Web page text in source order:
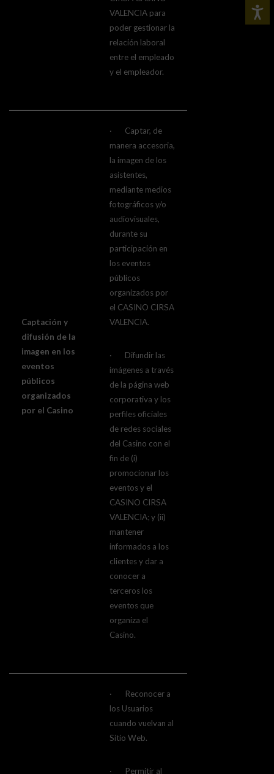
VALENCIA para
poder gestionar la
relación laboral
entre el empleado
y el empleador.
Captación y
difusión de la
imagen en los
eventos
públicos
organizados
por el Casino
· Captar, de
manera accesoria,
la imagen de los
asistentes,
mediante medios
fotográficos y/o
audiovisuales,
durante su
participación en
los eventos
públicos
organizados por
el CASINO CIRSA
VALENCIA.
· Difundir las
imágenes a través
de la página web
corporativa y los
perfiles oficiales
de redes sociales
del Casino con el
fin de (i)
promocionar los
eventos y el
CASINO CIRSA
VALENCIA; y (ii)
mantener
informados a los
clientes y dar a
conocer a
terceros los
eventos que
organiza el
Casino.
· Reconocer a
los Usuarios
cuando vuelvan al
Sitio Web.
· Permitir al